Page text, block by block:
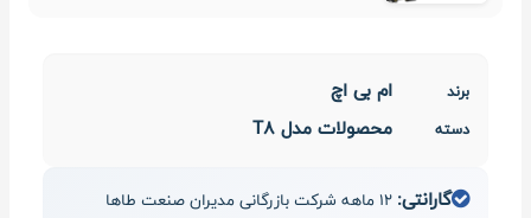
برند ام بی اچ
دسته محصولات مدل T8
گارانتی: